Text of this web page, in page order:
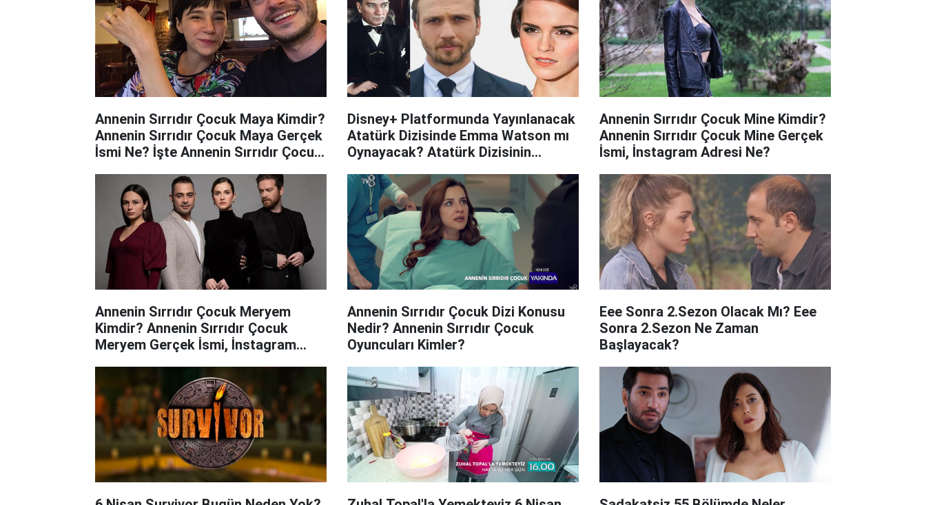
Annenin Sırrıdır Çocuk Maya Kimdir?
Annenin Sırrıdır Çocuk Maya Gerçek
İsmi Ne? İşte Annenin Sırrıdır Çocuk
Disney+ Platformunda Yayınlanacak
Atatürk Dizisinde Emma Watson mı
Oynayacak? Atatürk Dizisinin
Annenin Sırrıdır Çocuk Mine Kimdir?
Annenin Sırrıdır Çocuk Mine Gerçek
İsmi, İnstagram Adresi Ne?
Annenin Sırrıdır Çocuk Meryem
Kimdir? Annenin Sırrıdır Çocuk
Meryem Gerçek İsmi, İnstagram
Annenin Sırrıdır Çocuk Dizi Konusu
Nedir? Annenin Sırrıdır Çocuk
Oyuncuları Kimler?
Eee Sonra 2.Sezon Olacak Mı? Eee
Sonra 2.Sezon Ne Zaman
Başlayacak?